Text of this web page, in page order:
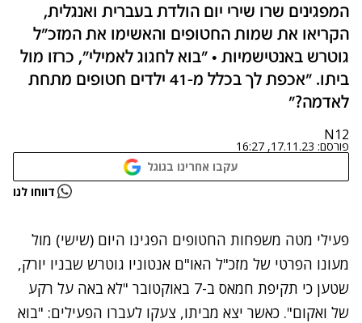
המפגינים שרו שירי יום הולדת בעברית ואנגלית,
הקריאו את שמות החטופים והאשימו את המזכ"ל
גוטרש באנטישמיות • "בוא לחגוג לאמילי", כרזו מול
ביתו. "אכפת לך בכלל מ-41 ילדים חטופים מתחת
לאדמה?"
N12
פורסם: 17.11.23, 16:27
עקבו אחרינו בגוגל
נתקלנו בבעיה דווחו לנו
פעילי מטה משפחות החטופים הפגינו היום (שישי) מול
מעונו הפרטי של מזכ"ל האו"ם אנטוניו גוטרש שבניו יורק,
שטען כי תקיפת חמאס ב-7 באוקטובר "לא באה על רקע
של ואקום". כאשר יצא מביתו, צעקו לעברו הפעילים: "בוא